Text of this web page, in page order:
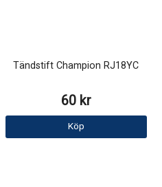
Tändstift Champion RJ18YC
60 kr
Köp